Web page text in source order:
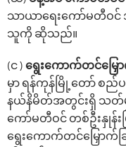
သာယာ‌ရေးကော်မတီဝင်
သူကို ဆိုသည်။
(င ) ရွေး‌ကောက်တင်‌မြှ
မှာ ရန်ကုန်မြို့‌တော် စည်
နယ်နိမိတ်အတွင်းရှိ သတ်
ကော်မတီဝင် တစ်ဦးနှုန်းဖ
ရွေးကောက်တင်မြှောက်